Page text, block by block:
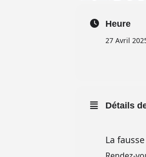
Heure
27 Avril
Détails
La